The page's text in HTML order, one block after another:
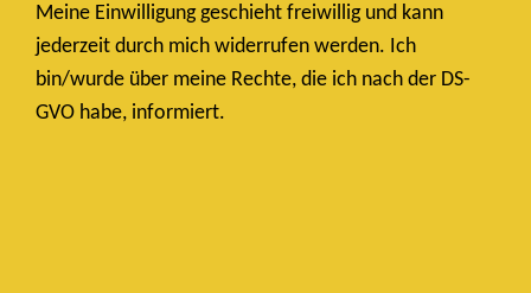
Meine Einwilligung geschieht freiwillig und kann
jederzeit durch mich widerrufen werden. Ich
bin/wurde über meine Rechte, die ich nach der DS-
GVO habe, informiert.